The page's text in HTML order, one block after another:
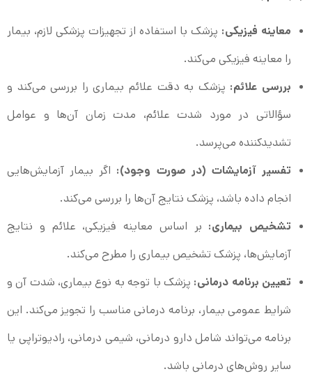
معاینه فیزیکی:پزشک با استفاده از تجهیزات پزشکی لازم، بیمار
را معاینه فیزیکی می‌کند.
بررسی علائم:پزشک به دقت علائم بیماری را بررسی می‌کند و
سؤالاتی در مورد شدت علائم، مدت زمان آن‌ها و عوامل
تشدیدکننده می‌پرسد.
تفسیر آزمایشات (در صورت وجود):اگر بیمار آزمایش‌هایی
انجام داده باشد، پزشک نتایج آن‌ها را بررسی می‌کند.
تشخیص بیماری:بر اساس معاینه فیزیکی، علائم و نتایج
آزمایش‌ها، پزشک تشخیص بیماری را مطرح می‌کند.
تعیین برنامه درمانی:پزشک با توجه به نوع بیماری، شدت آن و
شرایط عمومی بیمار، برنامه درمانی مناسب را تجویز می‌کند. این
برنامه می‌تواند شامل دارو درمانی، شیمی درمانی، رادیوتراپی یا
سایر روش‌های درمانی باشد.